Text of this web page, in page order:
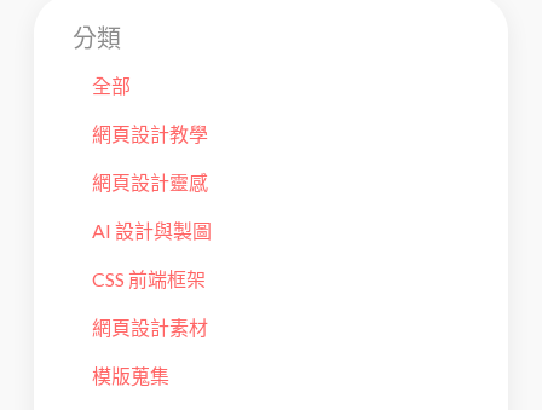
分類
全部
網頁設計教學
網頁設計靈感
AI 設計與製圖
CSS 前端框架
網頁設計素材
模版蒐集